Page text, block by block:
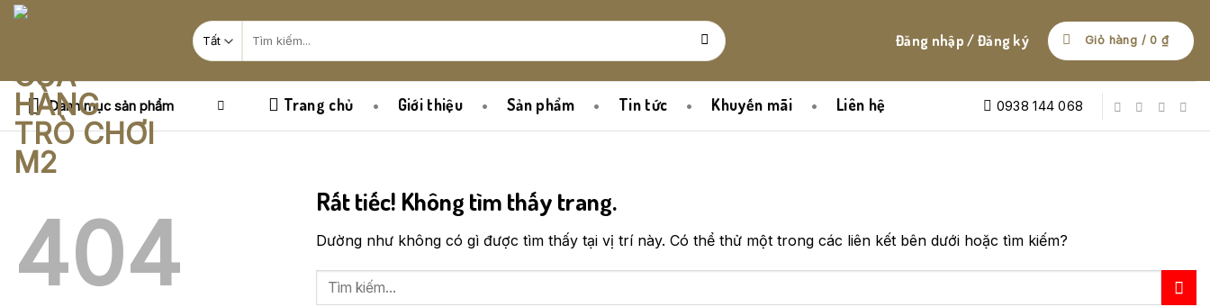
Bỏ
dung
kiếm:
Đăng nhập / Đăng ký Giỏ hàng /0₫
Danh mục sản phẩm Trang chủ Giới thiệu Sản phẩm Tin tức Khuyến mãi Liên hệ 0938 144 068
404
Rất tiếc! Không tìm thấy trang.
Dường như không có gì được tìm thấy tại vị trí này. Có thể thử một trong các liên kết bên dưới hoặc tìm kiếm?